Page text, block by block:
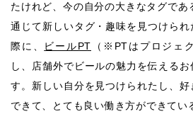
たけれど、今の自分の大きなタグで
通じて新しいタグ・趣味を見つけら
際に、
ビールPT （※PTはプロジェ
し、店舗外でビールの魅力を伝える
す。新しい自分を見つけられたし、
できて、とても良い働き方ができてい